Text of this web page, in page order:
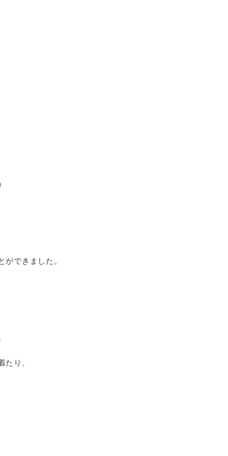
できました。
たり、